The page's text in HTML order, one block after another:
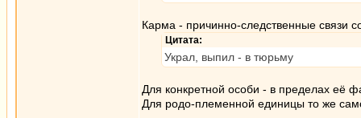
Карма - причинно-следственные связи
Цитата:
Украл, выпил - в тюрьму
Для конкретной особи - в пределах её
Для родо-племенной единицы то же